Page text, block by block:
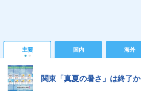
主要 国内 海外
関東「真夏の暑さ」は終了か